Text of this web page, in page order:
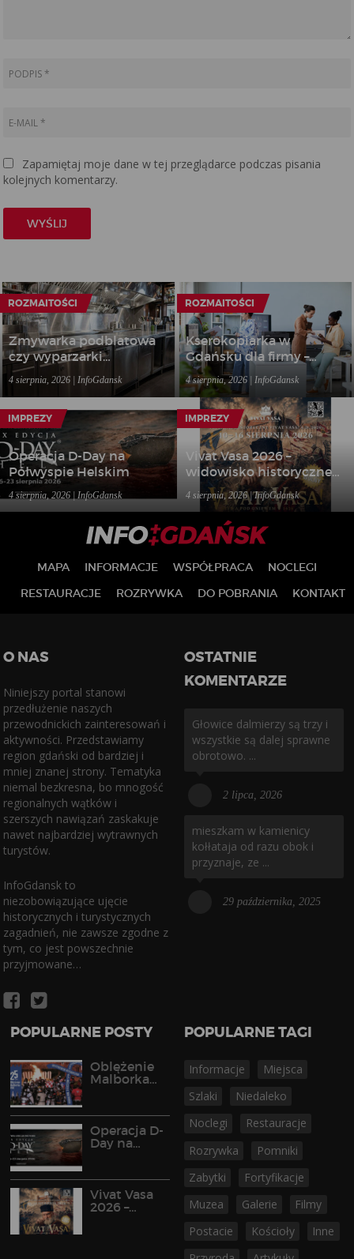
Zapamiętaj moje dane w tej przeglądarce podczas pisania
kolejnych komentarzy.
ROZMAITOŚCI
Zmywarka podblatowa
czy wyparzarki
gastronomiczne – jakie
rozwiązanie wybrać do
4 sierpnia, 2026 | InfoGdansk
ROZMAITOŚCI
Kserokopiarka w
Gdańsku dla firmy –
kiedy wynajem sprzętu
biurowego bardziej się
opłaca niż zakup?
4 sierpnia, 2026 | InfoGdansk
IMPREZY
Operacja D-Day na
Półwyspie Helskim
4 sierpnia, 2026 | InfoGdansk
IMPREZY
Vivat Vasa 2026 –
widowisko historyczne
w Gniewie
4 sierpnia, 2026 | InfoGdansk
MAPA INFORMACJE WSPÓŁPRACA
NOCLEGI
RESTAURACJE
ROZRYWKA DO POBRANIA KONTAKT
O NAS
Niniejszy portal stanowi
przedłużenie naszych
przewodnickich zainteresowań i
aktywności. Przedstawiamy
region gdański od bardziej i
mniej znanej strony. Tematyka
niemal bezkresna, bo mnogość
regionalnych wątków i
szerszych nawiązań zaskakuje
nawet najbardziej wytrawnych
turystów.
InfoGdansk to
niezobowiązujące ujęcie
historycznych i turystycznych
zagadnień, nie zawsze zgodne z
tym, co jest powszechnie
przyjmowane…
OSTATNIE
KOMENTARZE
Głowice dalmierzy są trzy i
wszystkie są dalej sprawne
obrotowo. ...
2 lipca, 2026
mieszkam w kamienicy
kołłataja od razu obok i
przyznaje, ze ...
29 października, 2025
POPULARNE POSTY
Oblężenie
Malborka
Operacja D-
Day na
Vivat Vasa
2026 –
POPULARNE TAGI
Informacje
Miejsca
Szlaki
Niedaleko
Noclegi
Restauracje
Rozrywka
Pomniki
Zabytki
Fortyfikacje
Muzea
Galerie
Filmy
Postacie
Kościoły
Inne